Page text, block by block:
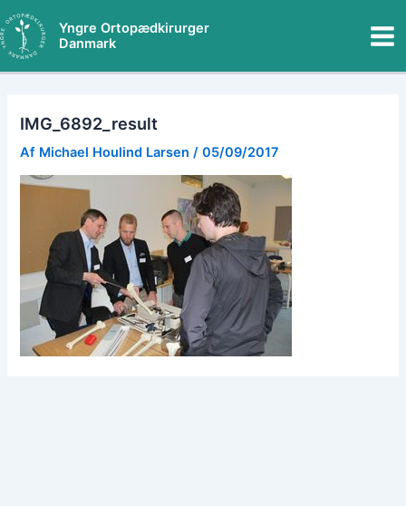
til
indholdet
Yngre Ortopædkirurger
Danmark
IMG_6892_result
Af Michael Houlind Larsen/05/09/2017